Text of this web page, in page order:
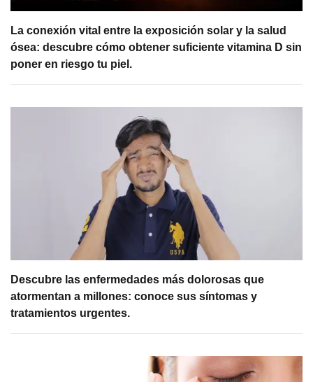
La conexión vital entre la exposición solar y la salud
ósea: descubre cómo obtener suficiente vitamina D sin
poner en riesgo tu piel.
Descubre las enfermedades más dolorosas que
atormentan a millones: conoce sus síntomas y
tratamientos urgentes.